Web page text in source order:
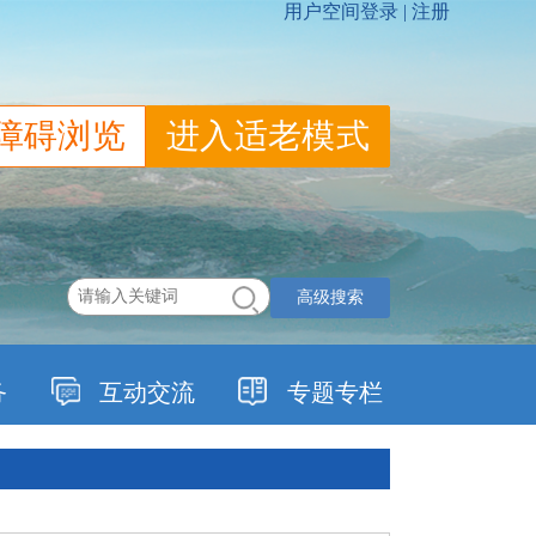
碍浏览 进入适老模式
高级搜索
互动交流 专题专栏